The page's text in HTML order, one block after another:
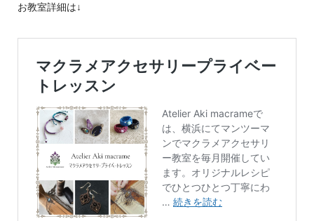
お教室詳細は↓